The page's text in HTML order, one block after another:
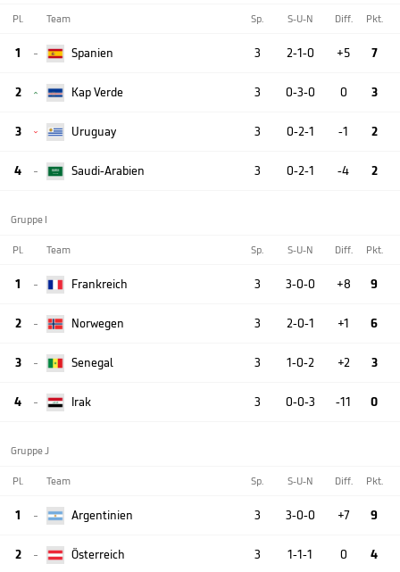
Pl. Team Sp. S-U-N Diff. Pkt.
1  Spanien 3 2-1-0 +5 7
2  Kap Verde 3 0-3-0 0 3
3  Uruguay 3 0-2-1 -1 2
4  Saudi-Arabien 3 0-2-1 -4 2
Gruppe I
Pl. Team Sp. S-U-N Diff. Pkt.
1  Frankreich 3 3-0-0 +8 9
2  Norwegen 3 2-0-1 +1 6
3  Senegal 3 1-0-2 +2 3
4  Irak 3 0-0-3 -11 0
Gruppe J
Pl. Team Sp. S-U-N Diff. Pkt.
1  Argentinien 3 3-0-0 +7 9
2  Österreich 3 1-1-1 0 4